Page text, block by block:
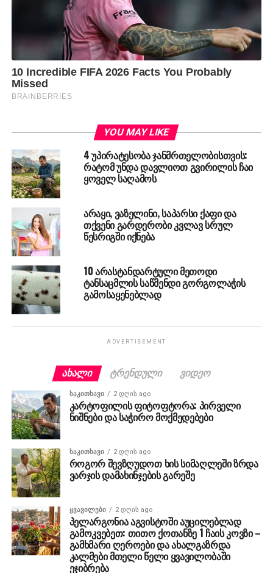
YOU MAY LIKE
4 უპირატესობა ჯანმრთელობისთვის:
რატომ უნდა დავლიოთ გვირილის ჩაი
ყოველ საღამოს
არაყი, ვაზელინი, საპარსი ქაფი და
თქვენი გარდერობი კვლავ სრულ
წესრიგში იქნება
10 არასტანდარტული მეთოდი
ტანსაცმლის საწმენდი გორგოლაჭის
გამოსაყენებლად
ADVERTISEMENT
ᲐᲮᲐᲚᲘ ᲢᲠᲔᲜᲓᲣᲚᲘ ᲕᲘᲓᲔᲝ
ᲡᲐᲙᲘᲗᲮᲐᲕᲘ 2 დღის ago
კარტოფილის ფიტოფტორა: პირველი
ნიშნები და საჭირო მოქმედებები
ᲡᲐᲙᲘᲗᲮᲐᲕᲘ 2 დღის ago
როგორ შევზღუდოთ ხის სიმაღლეში ზრდა
ვარჯის დამახინჯების გარეშე
ᲧᲕᲐᲕᲘᲚᲔᲑᲘ 2 დღის ago
პელარგონია აგვისტოში აუცილებლად
გამოკვებეთ: თითო ქოთანზე 1 ჩაის კოვზი –
გამხმარი ღეროები და ახალგაზრდა
კალმები მთელი წელი ყვავილობაში
ეჯიბრება